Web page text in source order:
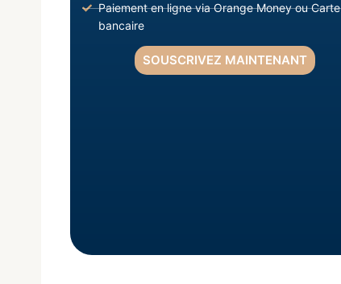
Paiement en ligne via Orange Money ou Carte
bancaire
SOUSCRIVEZ MAINTENANT